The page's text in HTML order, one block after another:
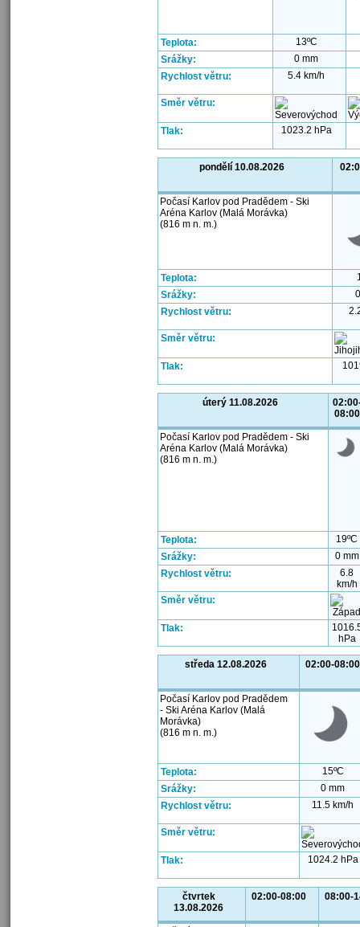
Teplota:
13ºC
Srážky:
0 mm
Rychlost větru:
5.4 km/h
Směr větru:
Tlak: 1023.2 hPa
pondělí 10.08.2026
Počasí Karlov pod Pradědem - Ski
Aréna Karlov (Malá Morávka)
(816 m n. m.)
Teplota:
Srážky:
Rychlost větru:
Směr větru:
Tlak:
úterý 11.08.2026
08:00
Počasí Karlov pod Pradědem - Ski
Aréna Karlov (Malá Morávka)
(816 m n. m.)
Teplota:
19ºC
Srážky:
0 mm
Rychlost větru:
6.8
km/h
Směr větru:
Tlak:
hPa
středa 12.08.2026 02:00-08:00
Počasí Karlov pod Pradědem
- Ski Aréna Karlov (Malá
Morávka)
(816 m n. m.)
Teplota:
15ºC
Srážky:
0 mm
Rychlost větru:
11.5 km/h
Směr větru:
Tlak: 1024.2 hPa
čtvrtek
13.08.2026
02:00-08:00 08:00-